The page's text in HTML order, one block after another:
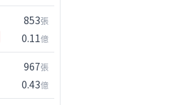
853張
0.11億
967張
0.43億